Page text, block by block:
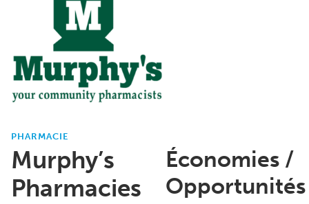
PHARMACIE
Murphy’s
Pharmacies
Économies /
Opportunités